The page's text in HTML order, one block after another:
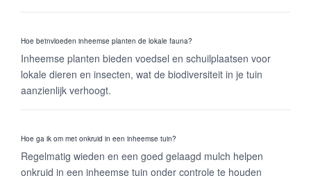
Hoe beïnvloeden inheemse planten de lokale fauna?
Inheemse planten bieden voedsel en schuilplaatsen voor
lokale dieren en insecten, wat de biodiversiteit in je tuin
aanzienlijk verhoogt.
Hoe ga ik om met onkruid in een inheemse tuin?
Regelmatig wieden en een goed gelaagd mulch helpen
onkruid in een inheemse tuin onder controle te houden